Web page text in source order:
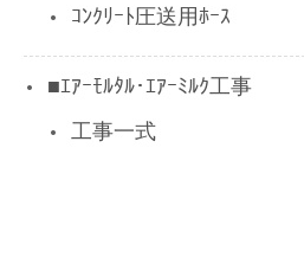
ｺﾝｸﾘｰﾄ圧送用ﾎｰｽ
■ｴｱｰﾓﾙﾀﾙ･ｴｱｰﾐﾙｸ工事
工事一式